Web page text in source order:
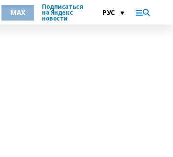
MAX
Подписаться
на Яндекс
новости